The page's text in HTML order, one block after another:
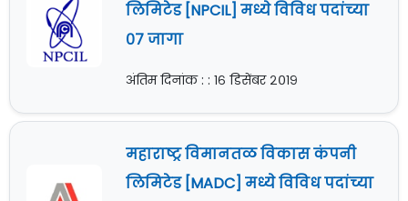
लिमिटेड [NPCIL] मध्ये विविध पदांच्या
०७ जागा
अंतिम दिनांक : : १६ डिसेंबर २०१९
महाराष्ट्र विमानतळ विकास कंपनी
लिमिटेड [MADC] मध्ये विविध पदांच्या